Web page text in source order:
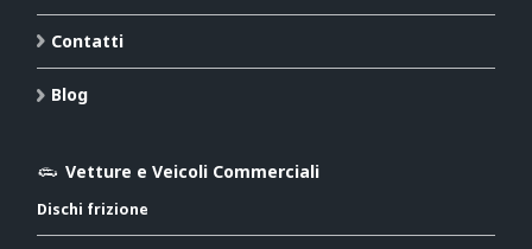
Contatti
Blog
Vetture e Veicoli Commerciali
Dischi frizione